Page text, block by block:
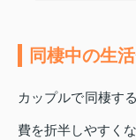
同棲中の生
カップルで同棲す
費を折半しやすくな